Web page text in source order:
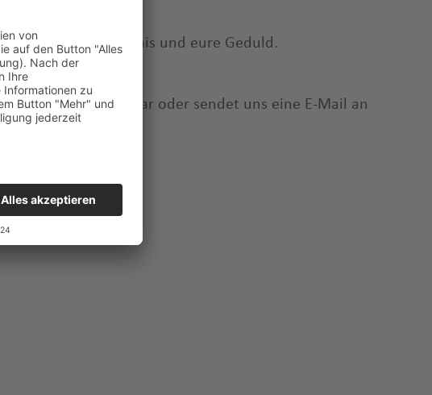
für Euer Verständnis und eure Geduld.
Kontaktformular oder sendet uns eine E-Mail an